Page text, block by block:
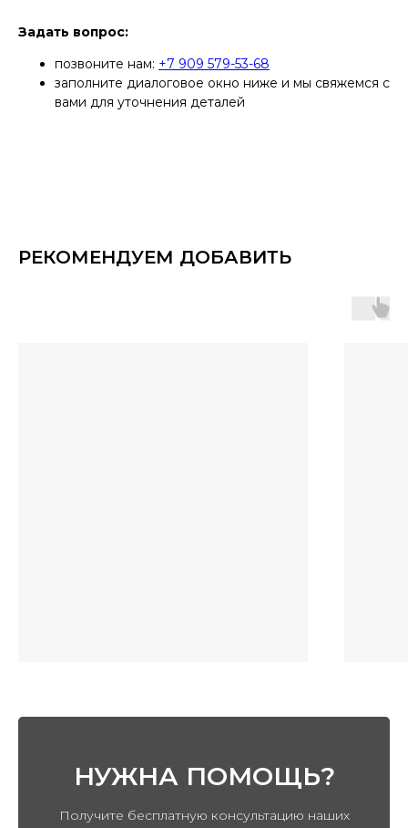
Задать вопрос:
позвоните нам: +7 909 579-53-68
заполните диалоговое окно ниже и мы свяжемся с
вами для уточнения деталей
РЕКОМЕНДУЕМ ДОБАВИТЬ
НУЖНА ПОМОЩЬ?
Получите бесплатную консультацию наших